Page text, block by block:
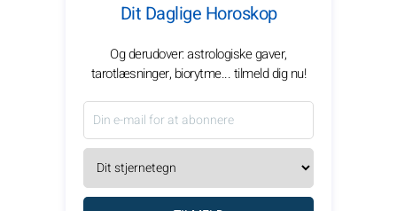
Dit Daglige Horoskop
Og derudover: astrologiske gaver,
tarotlæsninger, biorytme... tilmeld dig nu!